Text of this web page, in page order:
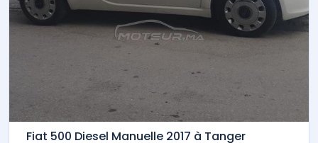
Fiat 500 Diesel Manuelle 2017 à Tanger